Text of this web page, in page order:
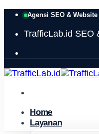
Skip
content
Agensi SEO &
TrafficLab.id SEO
Home
Layanan